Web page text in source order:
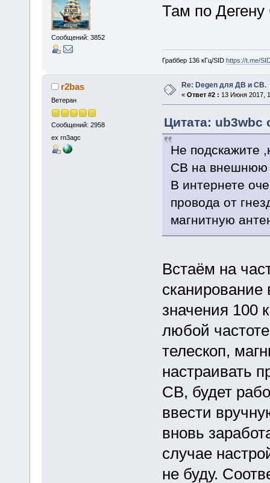
Сообщений: 3852
Там по
Граббер 136 кГц/SID https://t.me/
r2bas
Ветеран
Сообщений: 2958
ex rn3agc
Re: Degen для ДВ и СВ.
« Ответ #2 : 13 Июня 2017,
Цитата: ub3wbc
Не подскажите
СВ на внешнюю
В интернете
провода от
магнитную
Встаём на
сканирование
значения 100
любой
телескоп,
настраивать
СВ, будет
ввести
вновь
случае
не буду.